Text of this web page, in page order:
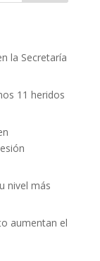
la Secretaría
11 heridos
nivel más
aumentan el